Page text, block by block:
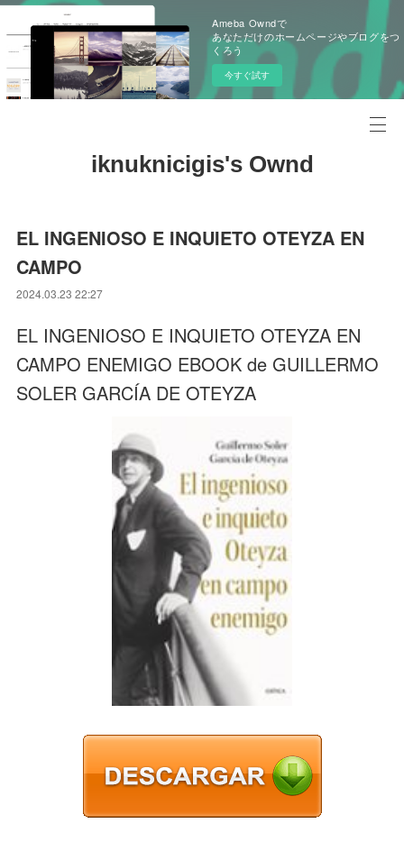
Ameba Owndで
あなただけのホームページやブログをつ
くろう
今すぐ試す
iknuknicigis's Ownd
EL INGENIOSO E INQUIETO OTEYZA EN
CAMPO
2024.03.23 22:27
EL INGENIOSO E INQUIETO OTEYZA EN
CAMPO ENEMIGO EBOOK de GUILLERMO
SOLER GARCÍA DE OTEYZA